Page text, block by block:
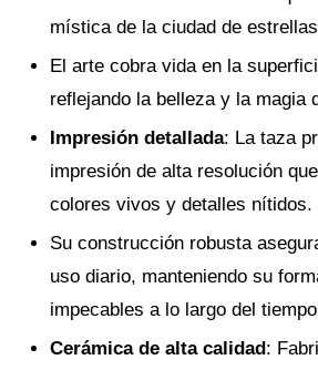
mística de la ciudad de
El arte cobra vida en la
reflejando la belleza y la magia
Impresión detallada: La taza
impresión de alta resolución
colores vivos y detalles nítidos.
Su construcción robusta
uso diario, manteniendo su
impecables a lo largo del
Cerámica de alta calidad :